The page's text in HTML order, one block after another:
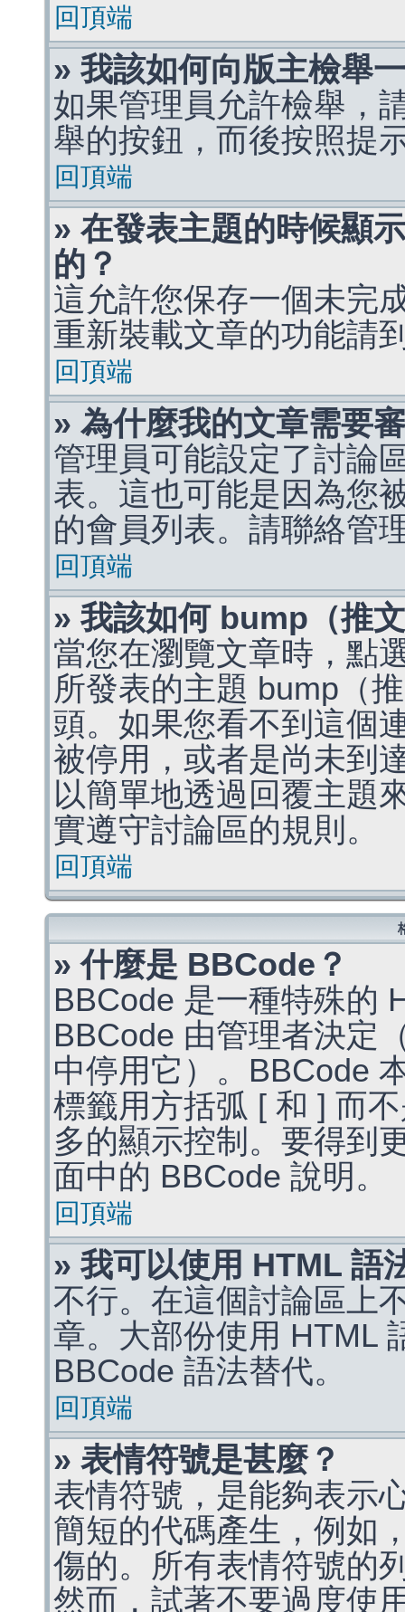
回頂端
» 我該如何向版主檢舉
如果管理員允許檢舉，
舉的按鈕，而後按照提
回頂端
» 在發表主題的時候顯
的？
這允許您保存一個未完
重新裝載文章的功能請
回頂端
» 為什麼我的文章需要
管理員可能設定了討論
表。這也可能是因為您
的會員列表。請聯絡管
回頂端
» 我該如何 bump（推
當您在瀏覽文章時，點
所發表的主題 bump（
頭。如果您看不到這個
被停用，或者是尚未到
以簡單地透過回覆主題
實遵守討論區的規則。
回頂端
» 什麼是 BBCode？
BBCode 是一種特殊的
BBCode 由管理者決定
中停用它）。BBCode
標籤用方括弧 [ 和 ] 而
多的顯示控制。要得到
面中的 BBCode 說明。
回頂端
» 我可以使用 HTML 語
不行。在這個討論區上
章。大部份使用 HTML
BBCode 語法替代。
回頂端
» 表情符號是甚麼？
表情符號，是能夠表示
簡短的代碼產生，例如
傷的。所有表情符號的
然而，試著不要過度使